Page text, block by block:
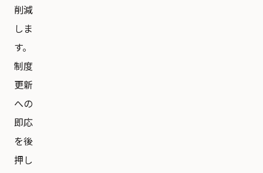
削減
しま
す。
制度
更新
への
即応
を後
押し